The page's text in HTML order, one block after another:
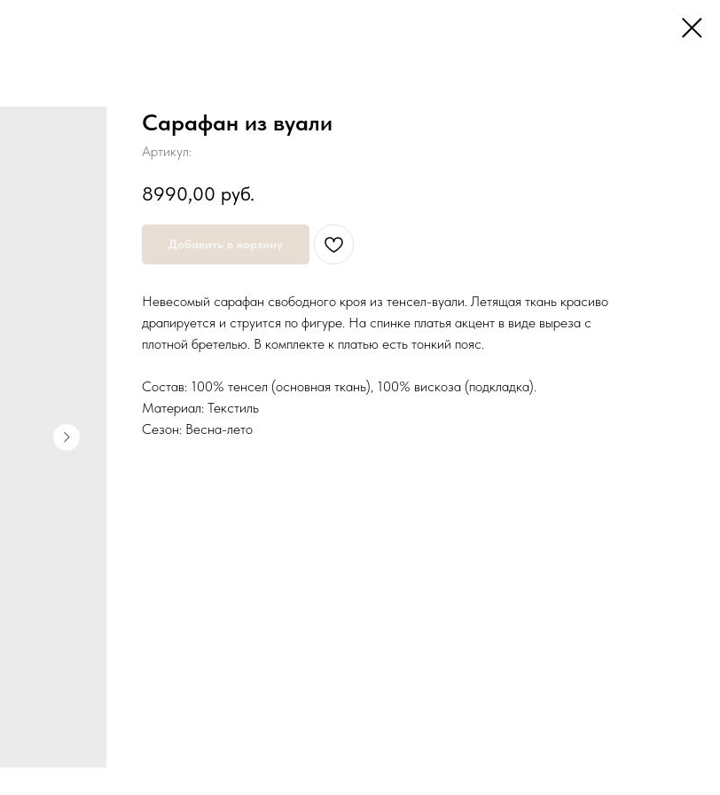
Сарафан из вуали
Артикул:
8990,00 руб.
Добавить в корзину
Невесомый сарафан свободного кроя из тенсел-вуали. Летящая ткань красиво
драпируется и струится по фигуре. На спинке платья акцент в виде выреза с
плотной бретелью. В комплекте к платью есть тонкий пояс.
Состав: 100% тенсел (основная ткань), 100% вискоза (подкладка).
Материал: Текстиль
Сезон: Весна-лето